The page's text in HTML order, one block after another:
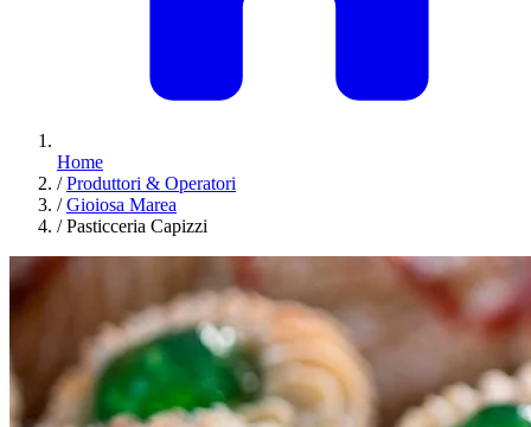
Home
/ Produttori & Operatori
/ Gioiosa Marea
/ Pasticceria Capizzi